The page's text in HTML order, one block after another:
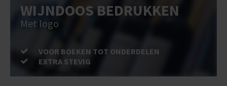
WIJNDOOS BEDRUKKEN
Met logo
VOOR BOEKEN TOT ONDERDELEN
EXTRA STEVIG